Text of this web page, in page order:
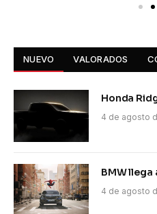
NUEVO VALORADOS
Honda
4 de agosto
BMW llega
4 de agosto